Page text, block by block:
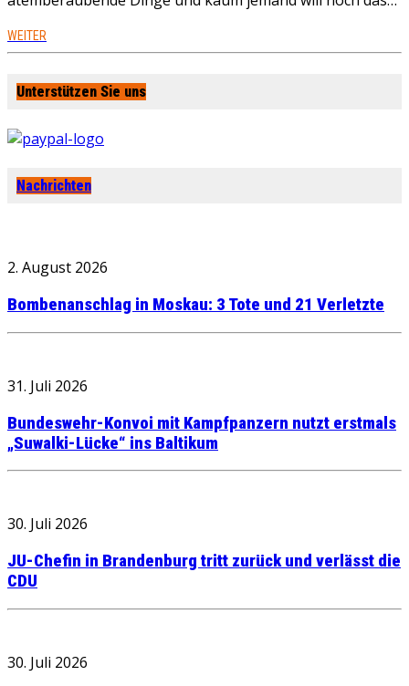
WEITER
Unterstützen Sie uns
Nachrichten
2. August 2026
Bombenanschlag in Moskau: 3 Tote und 21 Verletzte
31. Juli 2026
Bundeswehr-Konvoi mit Kampfpanzern nutzt erstmals
„Suwalki-Lücke“ ins Baltikum
30. Juli 2026
JU-Chefin in Brandenburg tritt zurück und verlässt die
CDU
30. Juli 2026